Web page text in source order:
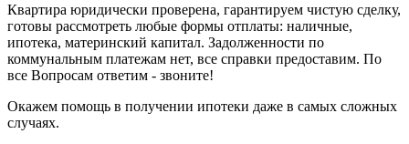
Квартира юридически проверена, гарантируем чистую сделку,
готовы рассмотреть любые формы отплаты: наличные,
ипотека, материнский капитал. Задолженности по
коммунальным платежам нет, все справки предоставим. По
все Вопросам ответим - звоните!
Окажем помощь в получении ипотеки даже в самых сложных
случаях.